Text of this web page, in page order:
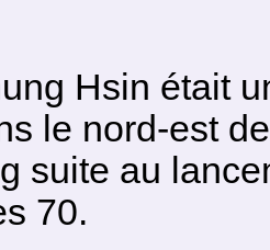
Hsin était
le nord-est
suite au
70.